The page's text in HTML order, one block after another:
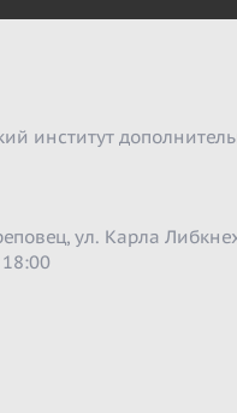
институт
ул. Карла